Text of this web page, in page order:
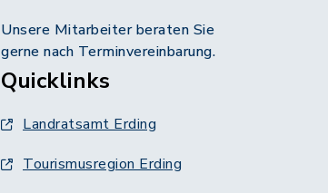
Unsere Mitarbeiter beraten Sie
gerne nach Terminvereinbarung.
Quicklinks
Landratsamt Erding
Tourismusregion Erding